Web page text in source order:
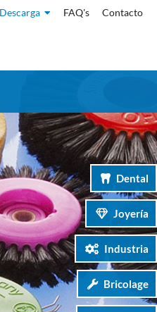
Descarga FAQ's Contacto
Dental
Joyería
Industria
Bricolage